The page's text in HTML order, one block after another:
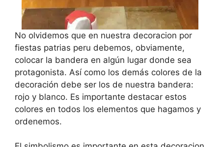
No olvidemos que en nuestra decoracion por
fiestas patrias peru debemos, obviamente,
colocar la bandera en algún lugar donde sea
protagonista. Así como los demás colores de la
decoración debe ser los de nuestra bandera:
rojo y blanco. Es importante destacar estos
colores en todos los elementos que hagamos y
ordenemos.